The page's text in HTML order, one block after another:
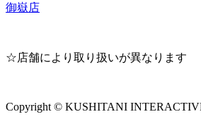
御嶽店
☆店舗により取り扱いが異なります
Copyright © KUSHITANI